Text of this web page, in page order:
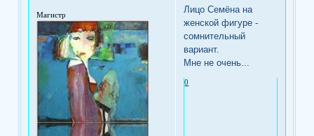
Магистр
Лицо Семёна на
женской фигуре -
сомнительный
вариант.
Мне не очень...
0